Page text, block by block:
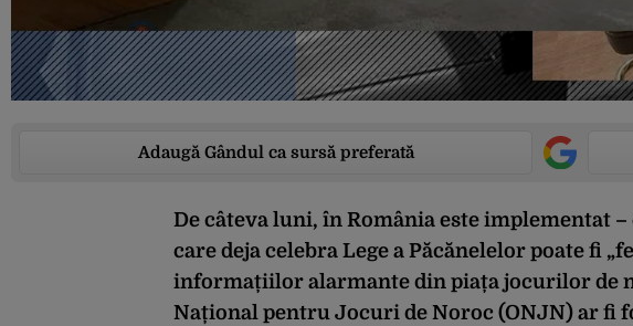
Adaugă Gândul ca sursă preferată
De câteva luni, în România este implementat
care deja celebra Lege a Păcănelelor poate fi
informațiilor alarmante din piața jocurilor de
Național pentru Jocuri de Noroc (ONJN) ar fi